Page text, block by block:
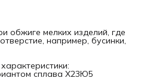
обжиге мелких изделий, где
например, бусинки,
сплава Х23Ю5